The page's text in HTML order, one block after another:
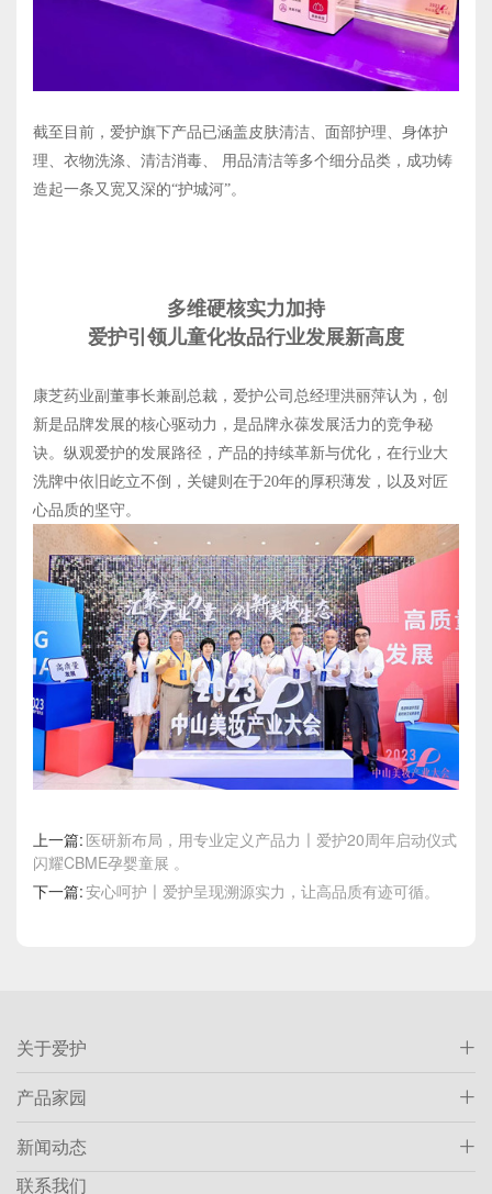
截至目前，爱护旗下产品已涵盖皮肤清洁、面部护理、身体护
理、衣物洗涤、清洁消毒、 用品清洁等多个细分品类，成功铸
造起一条又宽又深的“护城河”。
多维硬核实力加持
爱护引领儿童化妆品行业发展新高度
康芝药业副董事长兼副总裁，爱护公司总经理洪丽萍认为，创
新是品牌发展的核心驱动力，是品牌永葆发展活力的竞争秘
诀。纵观爱护的发展路径，产品的持续革新与优化，在行业大
洗牌中依旧屹立不倒，关键则在于20年的厚积薄发，以及对匠
心品质的坚守。
上一篇: 医研新布局，用专业定义产品力〡爱护20周年启动仪式
闪耀CBME孕婴童展 。
下一篇:安心呵护〡爱护呈现溯源实力，让高品质有迹可循。
关于爱护
产品家园
新闻动态
联系我们